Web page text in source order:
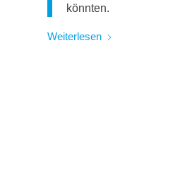
könnten.
Weiterlesen